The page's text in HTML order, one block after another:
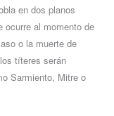
en dos planos
ocurre al momento de
o la muerte de
títeres serán
Sarmiento, Mitre o